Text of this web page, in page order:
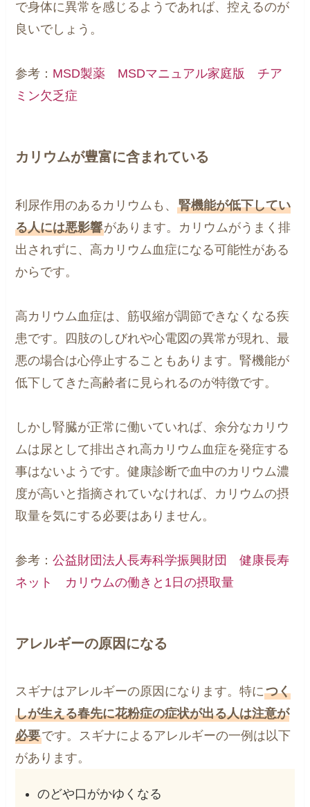
で身体に異常を感じるようであれば、控えるのが
良いでしょう。
参考： MSD製薬 MSDマニュアル家庭版 チア
ミン欠乏症
カリウムが豊富に含まれている
利尿作用のあるカリウムも、腎機能が低下してい
る人には悪影響があります。カリウムがうまく排
出されずに、高カリウム血症になる可能性がある
からです。
高カリウム血症は、筋収縮が調節できなくなる疾
患です。四肢のしびれや心電図の異常が現れ、最
悪の場合は心停止することもあります。腎機能が
低下してきた高齢者に見られるのが特徴です。
しかし腎臓が正常に働いていれば、余分なカリウ
ムは尿として排出され高カリウム血症を発症する
事はないようです。健康診断で血中のカリウム濃
度が高いと指摘されていなければ、カリウムの摂
取量を気にする必要はありません。
参考：公益財団法人長寿科学振興財団 健康長寿
ネット カリウムの働きと1日の摂取量
アレルギーの原因になる
スギナはアレルギーの原因になります。特につく
しが生える春先に花粉症の症状が出る人は注意が
必要です。スギナによるアレルギーの一例は以下
があります。
のどや口がかゆくなる